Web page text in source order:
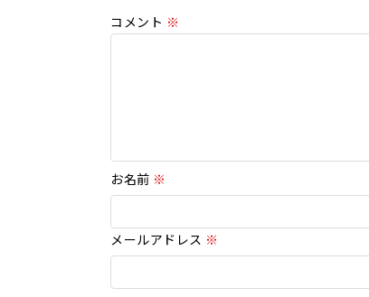
コメント ※
お名前 ※
メールアドレス ※